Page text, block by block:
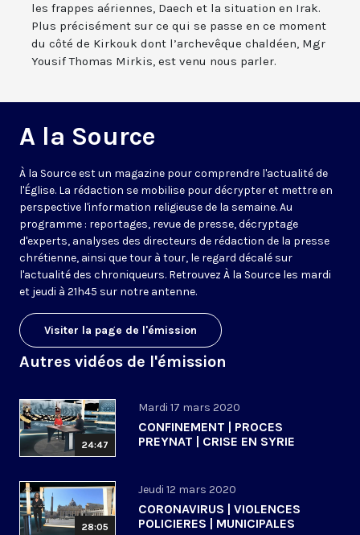
les frappes aériennes, Daech et la situation en Irak.
Plus précisément sur ce qui se passe en ce moment
du côté de Kirkouk dont l’archevêque chaldéen, Mgr
Yousif Thomas Mirkis, est venu nous parler.
A la Source
À la Source est un magazine pour comprendre l'actualité de
l'Église. La rédaction se mobilise pour décrypter et mettre en
perspective l'information religieuse de la semaine. Au
programme : reportages, revue de presse, décryptage
d'experts, analyses des directeurs de rédaction de la presse
chrétienne, ainsi que tour à tour, le regard décalé sur
l'actualité des chroniqueurs. Retrouvez À la Source les mardi
et jeudi à 21h45 sur notre antenne.
Visiter la page de l'émission
Autres vidéos de l'émission
24:47
Mardi 17 mars 2020
CONFINEMENT | PROCES
PREYNAT | CRISE EN SYRIE
28:05
Jeudi 12 mars 2020
CORONAVIRUS | VIOLENCES
POLICIERES | MUNICIPALES